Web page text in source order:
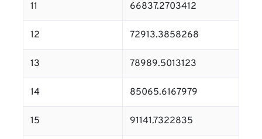
11 66837.2703412
12 72913.3858268
13 78989.5013123
14 85065.6167979
15 91141.7322835